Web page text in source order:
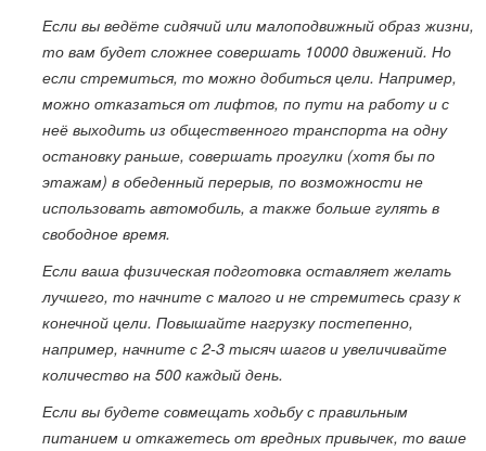
Если вы ведёте сидячий или малоподвижный образ жизни,
то вам будет сложнее совершать 10000 движений. Но
если стремиться, то можно добиться цели. Например,
можно отказаться от лифтов, по пути на работу и с
неё выходить из общественного транспорта на одну
остановку раньше, совершать прогулки (хотя бы по
этажам) в обеденный перерыв, по возможности не
использовать автомобиль, а также больше гулять в
свободное время.
Если ваша физическая подготовка оставляет желать
лучшего, то начните с малого и не стремитесь сразу к
конечной цели. Повышайте нагрузку постепенно,
например, начните с 2-3 тысяч шагов и увеличивайте
количество на 500 каждый день.
Если вы будете совмещать ходьбу с правильным
питанием и откажетесь от вредных привычек, то ваше